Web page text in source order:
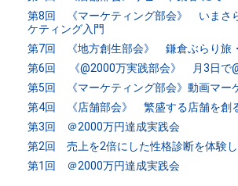
第8回 《マーケティング部会》 いまさ
ケティング入門
第7回 《地方創生部会》 鎌倉ぶらり旅
第6回 《@2000万実践部会》 月3日で
第5回 《マーケティング部会》動画マー
第4回 《店舗部会》 繁盛する店舗を創
第3回 ＠2000万円達成実践会
第2回 売上を2倍にした性格診断を体験し
第1回 ＠2000万円達成実践会